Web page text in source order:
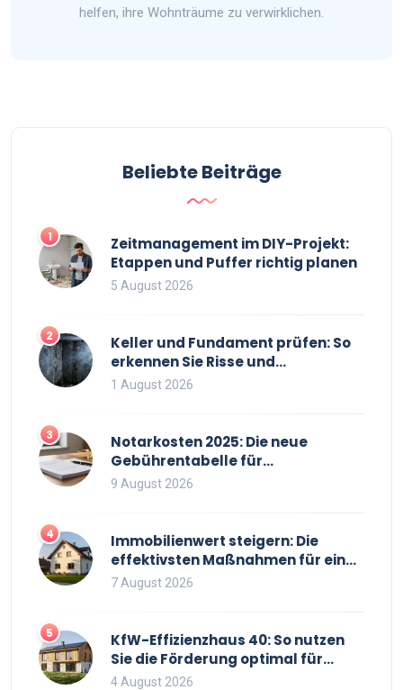
helfen, ihre Wohnträume zu verwirklichen.
Beliebte Beiträge
1
Zeitmanagement im DIY-Projekt:
Etappen und Puffer richtig planen
5 August 2026
2
Keller und Fundament prüfen: So
erkennen Sie Risse und
Feuchtigkeit bei
1 August 2026
3
Notarkosten 2025: Die neue
Gebührentabelle für
Immobilienkäufe
9 August 2026
4
Immobilienwert steigern: Die
effektivsten Maßnahmen für einen
höheren Verkaufspreis
7 August 2026
5
KfW-Effizienzhaus 40: So nutzen
Sie die Förderung optimal für
Neubau und Sanierung
4 August 2026